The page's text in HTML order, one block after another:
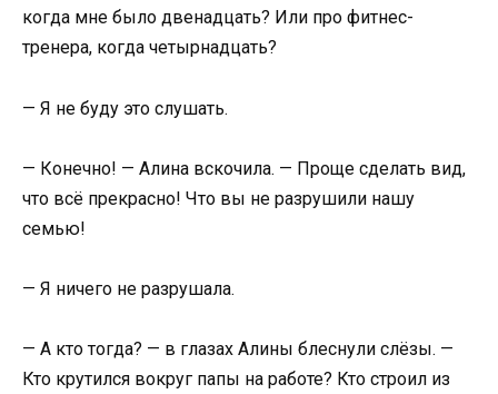
когда мне было двенадцать? Или про фитнес-
тренера, когда четырнадцать?
— Я не буду это слушать.
— Конечно! — Алина вскочила. — Проще сделать вид,
что всё прекрасно! Что вы не разрушили нашу
семью!
— Я ничего не разрушала.
— А кто тогда? — в глазах Алины блеснули слёзы. —
Кто крутился вокруг папы на работе? Кто строил из